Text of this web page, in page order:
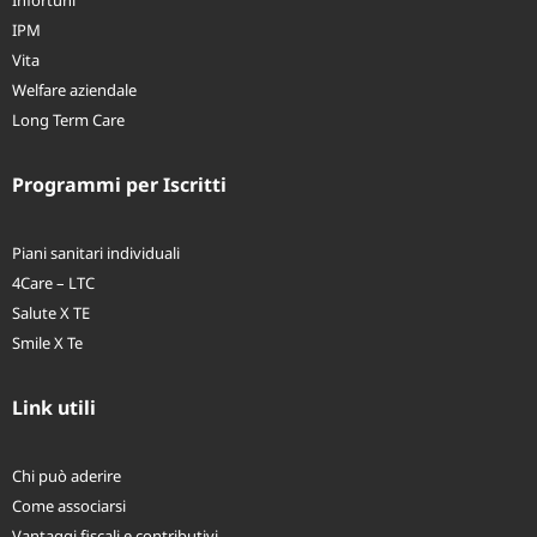
Infortuni
IPM
Vita
Welfare aziendale
Piani sanitari individuali
4Care – LTC
Salute X TE
Chi può aderire
Come associarsi